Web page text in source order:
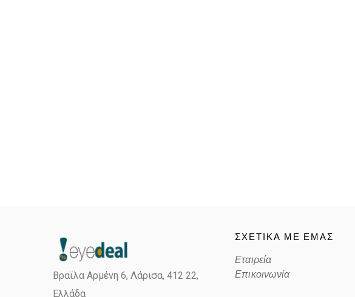
Βραϊλα Αρμένη 6, Λάρισα, 412 22,
Ελλάδα
ΣΧΕΤΙΚΑ ΜΕ ΕΜΑΣ
Εταιρεία
Επικοινωνία